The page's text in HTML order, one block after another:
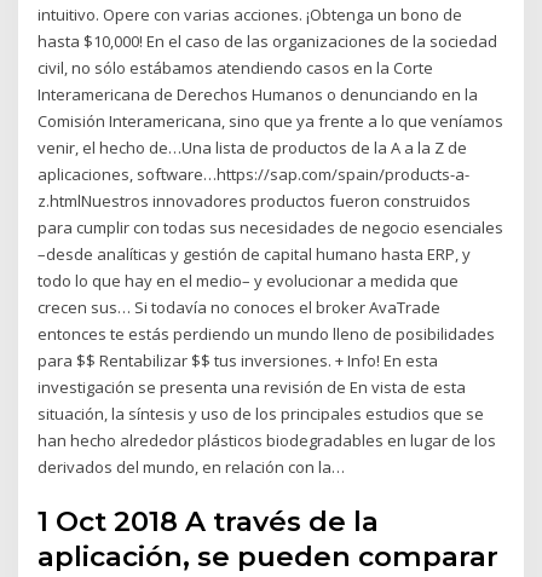
intuitivo. Opere con varias acciones. ¡Obtenga un bono de
hasta $10,000! En el caso de las organizaciones de la sociedad
civil, no sólo estábamos atendiendo casos en la Corte
Interamericana de Derechos Humanos o denunciando en la
Comisión Interamericana, sino que ya frente a lo que veníamos
venir, el hecho de…Una lista de productos de la A a la Z de
aplicaciones, software…https://sap.com/spain/products-a-
z.htmlNuestros innovadores productos fueron construidos
para cumplir con todas sus necesidades de negocio esenciales
–desde analíticas y gestión de capital humano hasta ERP, y
todo lo que hay en el medio– y evolucionar a medida que
crecen sus… Si todavía no conoces el broker AvaTrade
entonces te estás perdiendo un mundo lleno de posibilidades
para $$ Rentabilizar $$ tus inversiones. + Info! En esta
investigación se presenta una revisión de En vista de esta
situación, la síntesis y uso de los principales estudios que se
han hecho alrededor plásticos biodegradables en lugar de los
derivados del mundo, en relación con la…
1 Oct 2018 A través de la
aplicación, se pueden comparar